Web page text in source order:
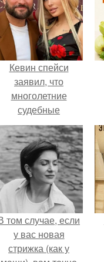
Кевин спейси
заявил, что
многолетние
судебные
разбирательства
практически
уничтожили его
состояние.
том случае, если
у вас новая
стрижка (как у